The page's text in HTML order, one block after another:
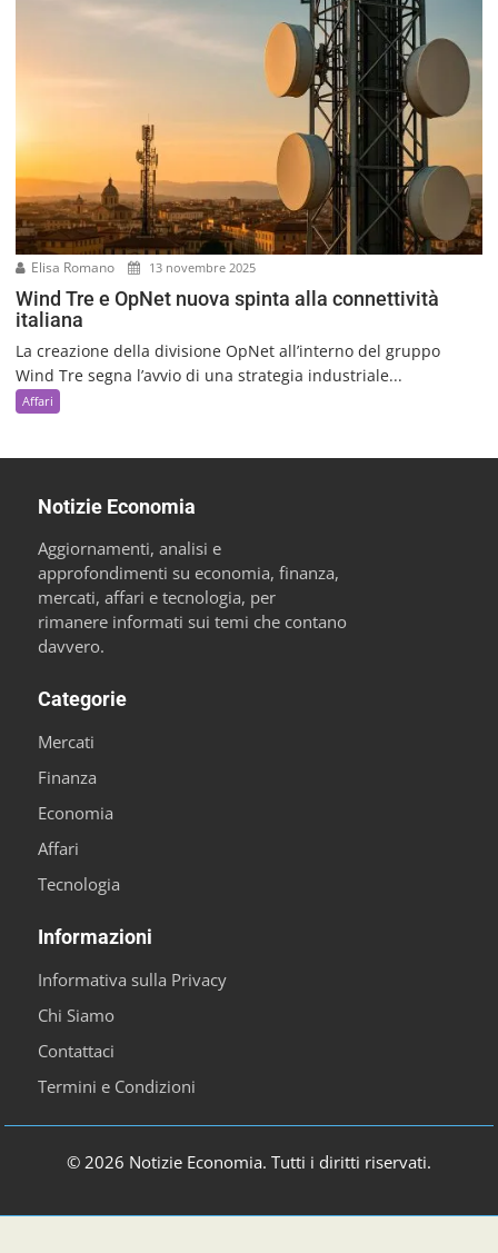
Elisa Romano 13 novembre 2025
Wind Tre e OpNet nuova spinta alla connettività
italiana
La creazione della divisione OpNet all’interno del gruppo
Wind Tre segna l’avvio di una strategia industriale...
Affari
Notizie Economia
Aggiornamenti, analisi e
approfondimenti su economia, finanza,
mercati, affari e tecnologia, per
rimanere informati sui temi che contano
davvero.
Categorie
Mercati
Finanza
Economia
Affari
Tecnologia
Informazioni
Informativa sulla Privacy
Chi Siamo
Contattaci
Termini e Condizioni
© 2026 Notizie Economia. Tutti i diritti riservati.